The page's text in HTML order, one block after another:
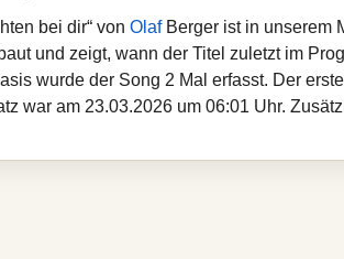
bei dir“ von OlafBerger ist in unserem
und zeigt, wann der Titel zuletzt im
wurde der Song 2 Mal erfasst. Der
war am 23.03.2026 um 06:01 Uhr.